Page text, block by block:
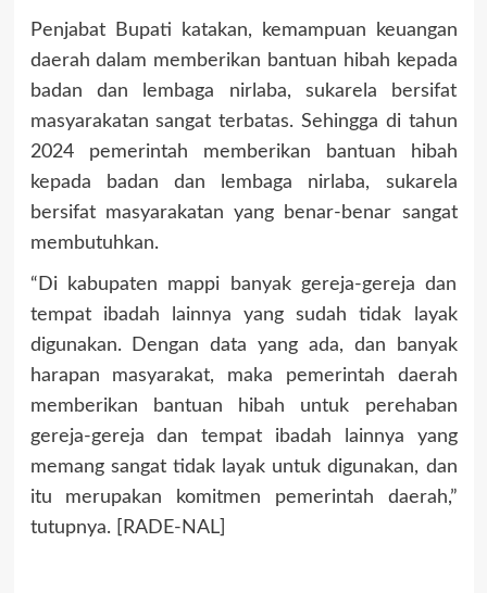
Penjabat Bupati katakan, kemampuan keuangan
daerah dalam memberikan bantuan hibah kepada
badan dan lembaga nirlaba, sukarela bersifat
masyarakatan sangat terbatas. Sehingga di tahun
2024 pemerintah memberikan bantuan hibah
kepada badan dan lembaga nirlaba, sukarela
bersifat masyarakatan yang benar-benar sangat
membutuhkan.
“Di kabupaten mappi banyak gereja-gereja dan
tempat ibadah lainnya yang sudah tidak layak
digunakan. Dengan data yang ada, dan banyak
harapan masyarakat, maka pemerintah daerah
memberikan bantuan hibah untuk perehaban
gereja-gereja dan tempat ibadah lainnya yang
memang sangat tidak layak untuk digunakan, dan
itu merupakan komitmen pemerintah daerah,”
tutupnya. [RADE-NAL]